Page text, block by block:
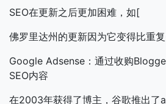
SEO在更新之后更加困难，如[​​
佛罗里达州的更新因为它变得比重
Google Adsense：通过收购
SEO内容
在2003年获得了博主，谷歌推出了